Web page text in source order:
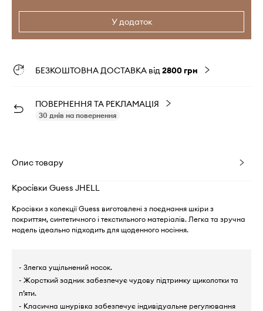
У додаток
БЕЗКОШТОВНА ДОСТАВКА від2800 грн
ПОВЕРНЕННЯ ТА РЕКЛАМАЦІЯ
30 днів на повернення
Опис товару
Кросівки Guess JHELL
Кросівки з колекції Guess виготовлені з поєднання шкіри з
покриттям, синтетичного і текстильного матеріалів. Легка та зручна
модель ідеально підходить для щоденного носіння.
- Злегка ущільнений носок.
- Жорсткий задник забезпечує чудову підтримку щиколотки та
п’яти.
- Класична шнурівка забезпечує індивідуальне регулювання